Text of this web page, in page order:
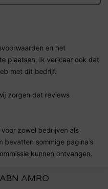
en het
plaatsen. Ik verklaar ook dat
met dit bedrijf.
zorgen dat reviews
zowel bedrijven als
bevatten sommige pagina's
kunnen ontvangen.
ABN AMRO